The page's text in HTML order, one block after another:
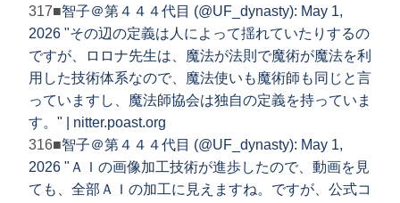
317■智子＠第４４４代目 (@UF_dynasty): May 1,
2026 "その辺の定義は人によって揺れていたりするの
ですが、ロロナ先生は、魔法が法則で魔術が魔法を利
用した技術体系なので、魔法使いも魔術師も同じと言
っていますし、魔法師協会は独自の定義を持っていま
す。" | nitter.poast.org
316■智子＠第４４４代目 (@UF_dynasty): May 1,
2026 "ＡＩの画像加工技術が進歩したので、動画を見
ても、全部ＡＩの加工に見えますね。ですが、公式コ